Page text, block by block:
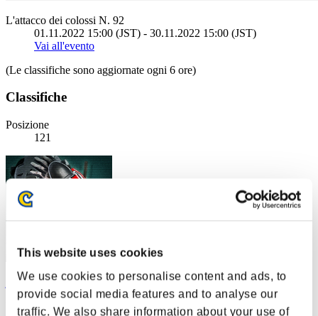
This website uses cookies
We use cookies to personalise content and ads, to
provide social media features and to analyse our
traffic. We also share information about your use of
L'attacco dei colossi N. 92
01.11.2022 15:00 (JST) - 30.11.2022 15:00 (JST)
Vai all'evento
(Le classifiche sono aggiornate ogni 6 ore)
Classifiche
Posizione
121
jxbp@101
Punteggio:154